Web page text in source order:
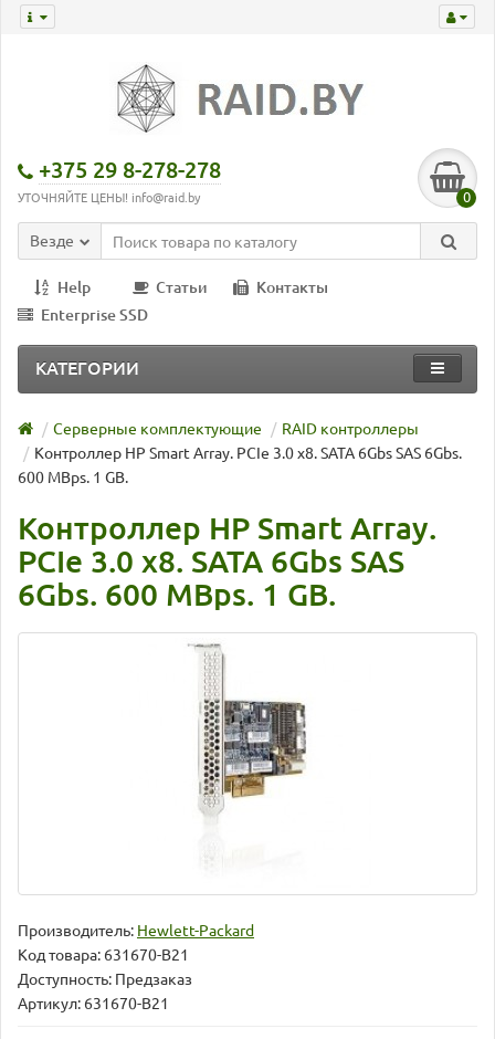
+375 29 8-278-278
УТОЧНЯЙТЕ ЦЕНЫ! info@raid.by 0
Везде
Help Статьи
Контакты
Enterprise SSD
КАТЕГОРИИ
Серверные комплектующие
RAID контроллеры
Контроллер HP Smart Array. PCIe 3.0 x8. SATA 6Gbs SAS 6Gbs.
600 MBps. 1 GB.
Контроллер HP Smart Array.
PCIe 3.0 x8. SATA 6Gbs SAS
6Gbs. 600 MBps. 1 GB.
Производитель: Hewlett-Packard
Код товара: 631670-B21
Доступность: Предзаказ
Артикул: 631670-B21